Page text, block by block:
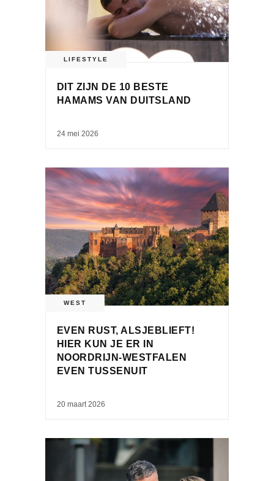
LIFESTYLE
DIT ZIJN DE 10 BESTE
HAMAMS VAN DUITSLAND
24 mei 2026
WEST
EVEN RUST, ALSJEBLIEFT!
HIER KUN JE ER IN
NOORDRIJN-WESTFALEN
EVEN TUSSENUIT
20 maart 2026